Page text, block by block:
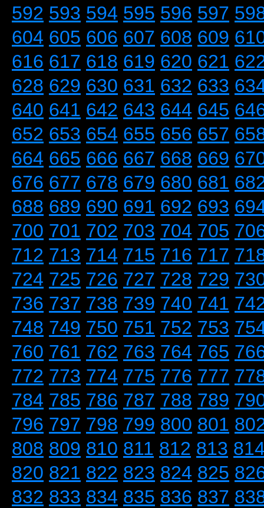
592 593 594 595 596 597
604 605 606 607 608 609
616 617 618 619 620 621
628 629 630 631 632 633
640 641 642 643 644 645
652 653 654 655 656 657
664 665 666 667 668 669
676 677 678 679 680 681
688 689 690 691 692 693
700 701 702 703 704 705
712 713 714 715 716 717
724 725 726 727 728 729
736 737 738 739 740 741
748 749 750 751 752 753
760 761 762 763 764 765
772 773 774 775 776 777
784 785 786 787 788 789
796 797 798 799 800 801
808 809 810 811 812 813
820 821 822 823 824 825
832 833 834 835 836 837